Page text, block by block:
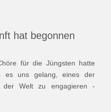
hat begonnen
für die Jüngsten hatte
es uns gelang, eines der
der Welt zu engagieren -